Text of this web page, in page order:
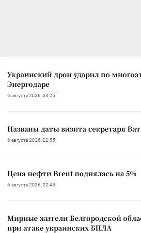
Украинский дрон ударил по
Энергодаре
6 августа 2026, 23:25
Названы даты визита секретаря
6 августа 2026, 22:55
Цена нефти Brent поднялась на 5%
6 августа 2026, 22:45
Мирные жители Белгородской
при атаке украинских БПЛА